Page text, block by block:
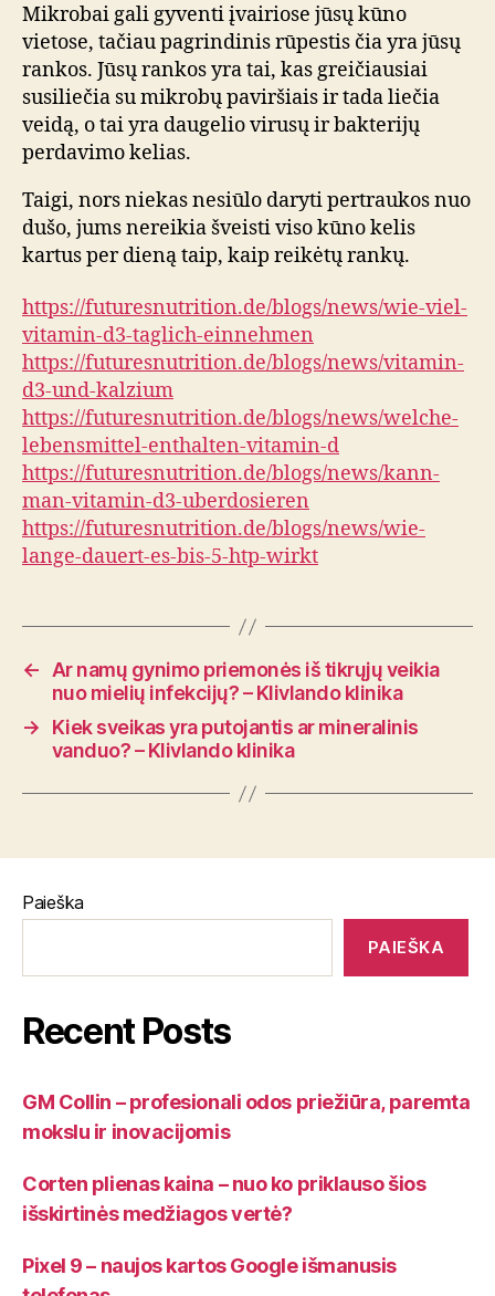
Mikrobai gali gyventi įvairiose jūsų kūno
vietose, tačiau pagrindinis rūpestis čia yra jūsų
rankos. Jūsų rankos yra tai, kas greičiausiai
susiliečia su mikrobų paviršiais ir tada liečia
veidą, o tai yra daugelio virusų ir bakterijų
perdavimo kelias.
Taigi, nors niekas nesiūlo daryti pertraukos nuo
dušo, jums nereikia šveisti viso kūno kelis
kartus per dieną taip, kaip reikėtų rankų.
https://futuresnutrition.de/blogs/news/wie-viel-
vitamin-d3-taglich-einnehmen
https://futuresnutrition.de/blogs/news/vitamin-
d3-und-kalzium
https://futuresnutrition.de/blogs/news/welche-
lebensmittel-enthalten-vitamin-d
https://futuresnutrition.de/blogs/news/kann-
man-vitamin-d3-uberdosieren
https://futuresnutrition.de/blogs/news/wie-
lange-dauert-es-bis-5-htp-wirkt
←
Ar namų gynimo priemonės iš tikrųjų veikia
nuo mielių infekcijų? – Klivlando klinika
→
Kiek sveikas yra putojantis ar mineralinis
vanduo? – Klivlando klinika
Paieška
PAIEŠKA
Recent Posts
GM Collin – profesionali odos priežiūra, paremta
mokslu ir inovacijomis
Corten plienas kaina – nuo ko priklauso šios
išskirtinės medžiagos vertė?
Pixel 9 – naujos kartos Google išmanusis